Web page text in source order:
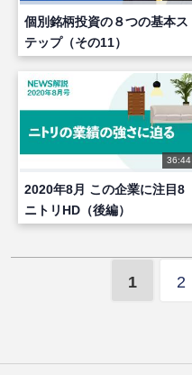
個別銘柄投資の８つの基本ス
テップ（その11）
36:44
2020年8月 この企業に注目8
ニトリHD（後編）
1 2